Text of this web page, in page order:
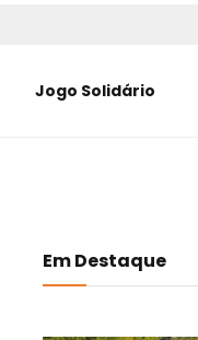
Jogo Solidário
Em Destaque